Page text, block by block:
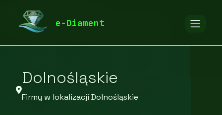
e-Diament
diamentspa.pl
Firmy z województwa Dolnośląskiego
Dolnośląskie
Firmy w lokalizacji Dolnośląskie